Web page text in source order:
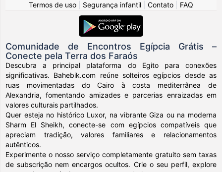
Termos de uso
Segurança infantil Contato FAQ
Comunidade de Encontros Egípcia Grátis –
Conecte pela Terra dos Faraós
Descubra a principal plataforma do Egito para conexões
significativas. Bahebik.com reúne solteiros egípcios desde as
ruas movimentadas do Cairo à costa mediterrânea de
Alexandria, fomentando amizades e parcerias enraizadas em
valores culturais partilhados.
Quer esteja no histórico Luxor, na vibrante Giza ou na moderna
Sharm El Sheikh, conecte-se com egípcios compatíveis que
apreciam tradição, valores familiares e relacionamentos
autênticos.
Experimente o nosso serviço completamente gratuito sem taxas
de subscrição nem encargos ocultos. Crie o seu perfil, explore